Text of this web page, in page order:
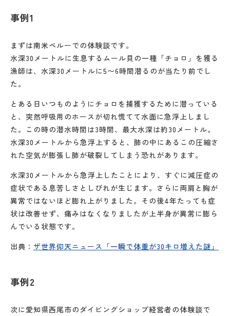
事例1
まずは南米ペルーでの体験談です。
水深30メートルに生息するムール貝の一種「チョロ」を獲る
漁師は、水深30メートルに5〜6時間潜るのが当たり前でし
た。
とある日いつものようにチョロを捕獲するために潜っている
と、突然呼吸用のホースが切れ慌てて水面に急浮上しまし
た。この時の潜水時間は3時間、最大水深は約30メートル。
水深30メートルから急浮上すると、肺の中にあるこの圧縮さ
れた空気が膨張し肺が破裂してしまう恐れがあります。
水深30メートルから急浮上したことにより、すぐに減圧症の
症状である息苦しさとしびれが生じます。さらに両肩と胸が
異常ではないほど膨れ上がりました。その後4年たっても症
状は改善せず、痛みはなくなりましたが上半身が異常に膨ら
んでいる状態です。
出典： ザ世界仰天ニュース「一瞬で体重が30キロ増えた謎」
事例2
次に愛知県西尾市のダイビングショップ経営者の体験談で